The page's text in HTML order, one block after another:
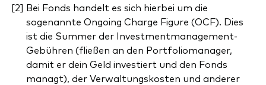
Bei Fonds handelt es sich hierbei um die
sogenannte Ongoing Charge Figure (OCF). Dies
ist die Summer der Investmentmanagement-
Gebühren (fließen an den Portfoliomanager,
damit er dein Geld investiert und den Fonds
managt), der Verwaltungskosten und anderer